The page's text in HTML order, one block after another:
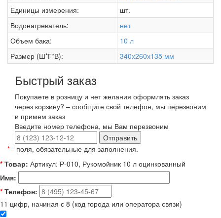
Единицы измерения:
шт.
Водонагреватель:
нет
Объем бака:
10 л
Размер (Ш*Г*В):
340х260х135 мм
Быстрый заказ
Покупаете в розницу и нет желания оформлять заказ
через корзину? – сообщите свой телефон, мы перезвоним
и примем заказ
Введите номер телефона, мы Вам перезвоним
Отправить
* - поля, обязательные для заполнения.
* Товар: Артикул: Р-010, Рукомойник 10 л оцинкованный
Имя:
* Телефон:
11 цифр, начиная с 8 (код города или оператора связи)